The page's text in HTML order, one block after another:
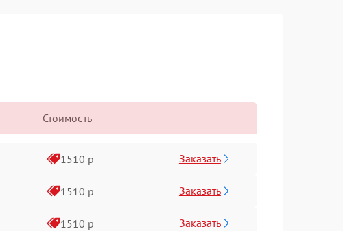
Стоимость
1510 р Заказать
1510 р Заказать
1510 р Заказать